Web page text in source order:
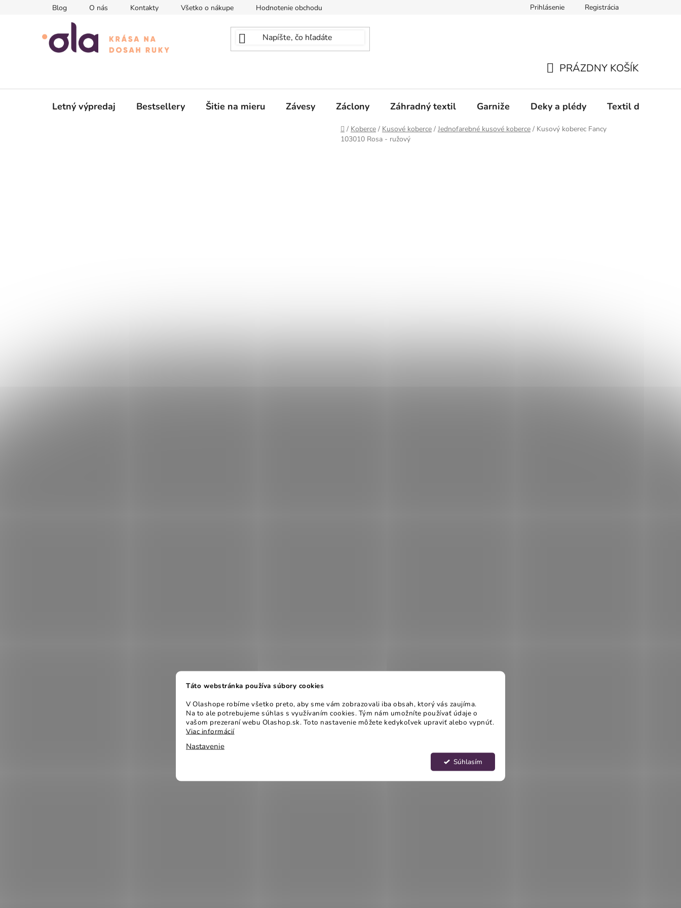
Táto webstránka používa súbory cookies
V Olashope robíme všetko preto, aby sme vám zobrazovali iba obsah, ktorý vás zaujíma.
Na to ale potrebujeme súhlas s využívaním cookies. Tým nám umožníte používať údaje o
vašom prezeraní webu Olashop.sk. Toto nastavenie môžete kedykoľvek upraviť alebo vypnúť.
Viac informácií
Nastavenie
Súhlasím
Blog O nás Kontakty Všetko o nákupe Hodnotenie obchodu Prihlásenie Registrácia
KOŠÍK
PRÁZDNY KOŠÍK
Letný výpredaj Bestsellery Šitie na mieru Závesy Záclony Záhradný textil Garniže Deky a plédy Textil do spálne
Domov
/ Koberce / Kusové koberce / Jednofarebné kusové koberce / Kusový koberec Fancy
103010 Rosa - ružový